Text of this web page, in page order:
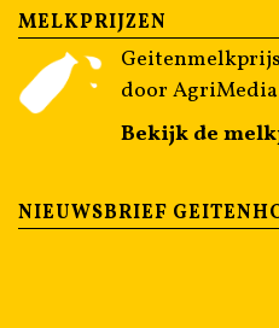
MELKPRIJZEN
door AgriMedia
Bekijk de
NIEUWSBRIEF